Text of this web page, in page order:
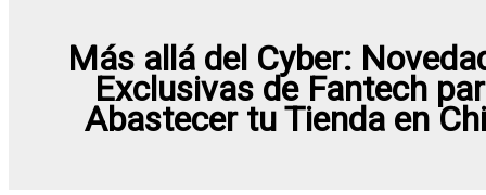
Más allá del Cyber:
Exclusivas de Fantech
Abastecer tu Tienda en